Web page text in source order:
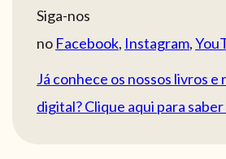
Siga-nos
no Facebook, Instagram,
Já conhece os nossos livros e
digital? Clique aqui para saber